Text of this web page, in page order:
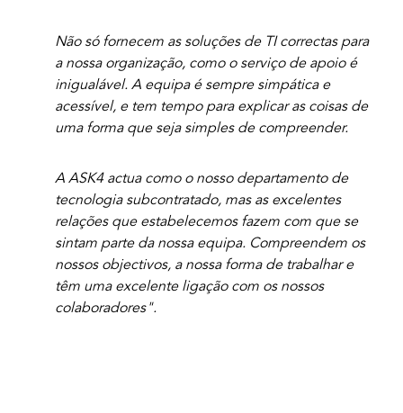
Não só fornecem as soluções de TI correctas para
a nossa organização, como o serviço de apoio é
inigualável. A equipa é sempre simpática e
acessível, e tem tempo para explicar as coisas de
uma forma que seja simples de compreender.
A ASK4 actua como o nosso departamento de
tecnologia subcontratado, mas as excelentes
relações que estabelecemos fazem com que se
sintam parte da nossa equipa. Compreendem os
nossos objectivos, a nossa forma de trabalhar e
têm uma excelente ligação com os nossos
colaboradores".